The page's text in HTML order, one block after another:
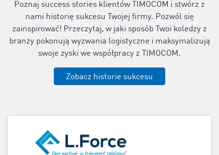
Poznaj success stories klientów TIMOCOM i stwórz z
nami historię sukcesu Twojej firmy. Pozwól się
zainspirować! Przeczytaj, w jaki sposób Twoi koledzy z
branży pokonują wyzwania logistyczne i maksymalizują
swoje zyski we współpracy z TIMOCOM.
Zobacz historie sukcesu